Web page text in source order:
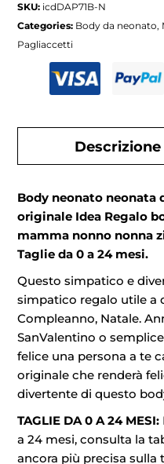
SKU: icdDAP71B-N
Categories: Body da neonato,
Pagliaccetti
Descrizione
Body neonato neonata
originale Idea Regalo
mamma nonno nonna
Taglie da 0 a 24 mesi.
Questo simpatico e
simpatico regalo utile a
Compleanno, Natale.
SanValentino o
felice una persona a te
originale che renderà
divertente di questo
TAGLIE DA 0 A 24 MESI:
a 24 mesi, consulta la
ancora più precisa sulla